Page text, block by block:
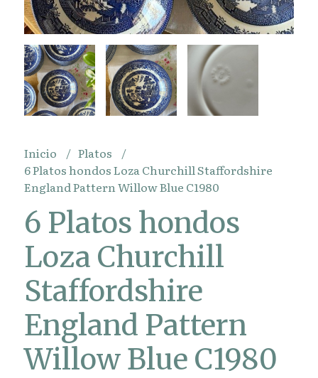
Inicio
Platos
6 Platos hondos Loza Churchill Staffordshire
England Pattern Willow Blue C1980
6 Platos hondos
Loza Churchill
Staffordshire
England Pattern
Willow Blue C1980